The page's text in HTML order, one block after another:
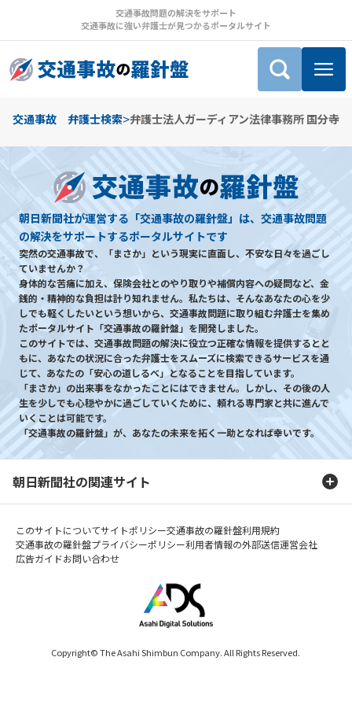
交通事故問題の解決をサポート
交通事故に強い弁護士が見つかるポータルサイト
交通事故 弁護士検索>弁護士法人ガーディアン法律事務所 国分寺
朝日新聞社が運営する「交通事故の羅針盤」は、交通事故問題
の解決をサポートするポータルサイトです
突然の交通事故で、「まさか」という現実に直面し、不安な日々を過ごし
ていませんか？
身体的な苦痛に加え、保険会社とのやり取りや補償内容への疑問など、金
銭的・精神的な負担は計り知れません。私たちは、そんなあなたの心を少
しでも軽くしたいという想いから、交通事故問題に取り組む弁護士を集め
たポータルサイト「交通事故の羅針盤」を開発しました。
このサイトでは、交通事故問題の解決に役立つ正確な情報を提供するとと
もに、あなたの状況に合った弁護士をスムーズに検索できるサービスを通
じて、あなたの「安心の道しるべ」となることを目指しています。
「まさか」の出来事をなかったことにはできません。しかし、その後の人
生を少しでも心穏やかに過ごしていくために、頼れる専門家と共に進んで
いくことは可能です。
「交通事故の羅針盤」が、あなたの未来を拓く一助となれば幸いです。
朝日新聞社の関連サイト
このサイトについてサイトポリシー交通事故の羅針盤利用規約
交通事故の羅針盤プライバシーポリシー利用者情報の外部送信運営会社
広告ガイドお問い合わせ
Copyright© The Asahi Shimbun Company. All Rights Reserved.